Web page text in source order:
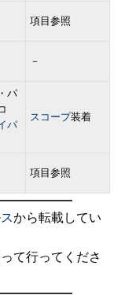
項目参照
－
パ
パ
スコープ装着
項目参照
から転載してい
て行ってくださ